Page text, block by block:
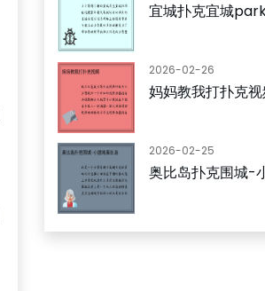
宜城扑克宜城
2026-02-26
妈妈教我打扑克
2026-02-25
奥比岛扑克围城-